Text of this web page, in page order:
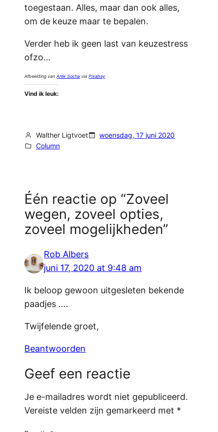
toegestaan. Alles, maar dan ook alles,
om de keuze maar te bepalen.
Verder heb ik geen last van keuzestress
ofzo…
Afbeelding vanArek Socha viaPixabay
Vind ik leuk:
Walther Ligtvoet
woensdag, 17 juni 2020
Column
Één reactie op “Zoveel
wegen, zoveel opties,
zoveel mogelijkheden”
Rob Albers
juni 17, 2020 at 9:48 am
Ik beloop gewoon uitgesleten bekende
paadjes ….
Twijfelende groet,
Beantwoorden
Geef een reactie
Je e-mailadres wordt niet gepubliceerd.
Vereiste velden zijn gemarkeerd met *